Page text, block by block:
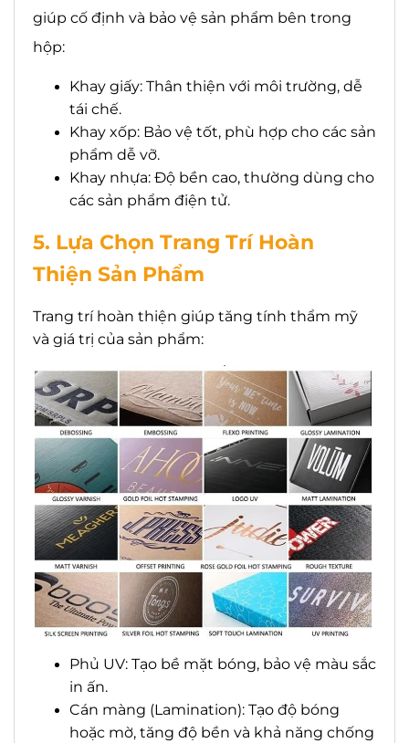
giúp cố định và bảo vệ sản phẩm bên trong
hộp:
Khay giấy: Thân thiện với môi trường, dễ
tái chế.
Khay xốp: Bảo vệ tốt, phù hợp cho các sản
phẩm dễ vỡ.
Khay nhựa: Độ bền cao, thường dùng cho
các sản phẩm điện tử.
5. Lựa Chọn Trang Trí Hoàn
Thiện Sản Phẩm
Trang trí hoàn thiện giúp tăng tính thẩm mỹ
và giá trị của sản phẩm:
Phủ UV: Tạo bề mặt bóng, bảo vệ màu sắc
in ấn.
Cán màng (Lamination): Tạo độ bóng
hoặc mờ, tăng độ bền và khả năng chống